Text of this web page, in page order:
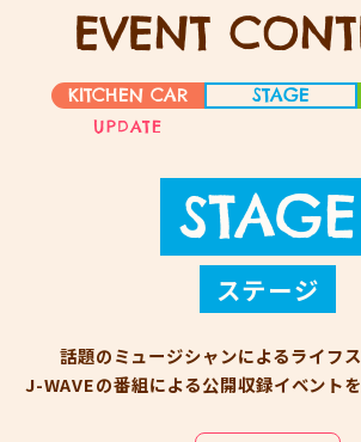
EVENT
KITCHEN CAR STAGE
STAGE
ステージ
話題のミュージシャンによるライフ
J-WAVEの番組による公開収録イベントを
TOP
ABOUT
KITCHEN
STAGE